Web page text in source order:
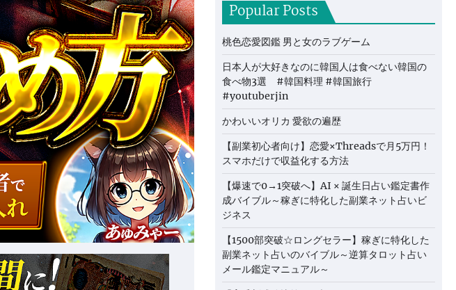
Popular Posts
桃色恋愛図鑑 男と女のラブゲーム
日本人が大好きなのに韓国人は食べない韓国の
食べ物3選 #韓国料理 #韓国旅行
#youtuberjin
かわいいオリカ 愛欲の遍歴
【副業初心者向け】恋愛×Threadsで月5万円！
スマホだけで収益化する方法
【爆速で0→1突破へ】AI × 誕生日占い鑑定書作
成バイブル～稼ぎに特化した副業ネット占いビ
ジネス
【1500部突破☆ロングセラー】稼ぎに特化した
副業ネット占いのバイブル～逆算タロット占い
メール鑑定マニュアル～